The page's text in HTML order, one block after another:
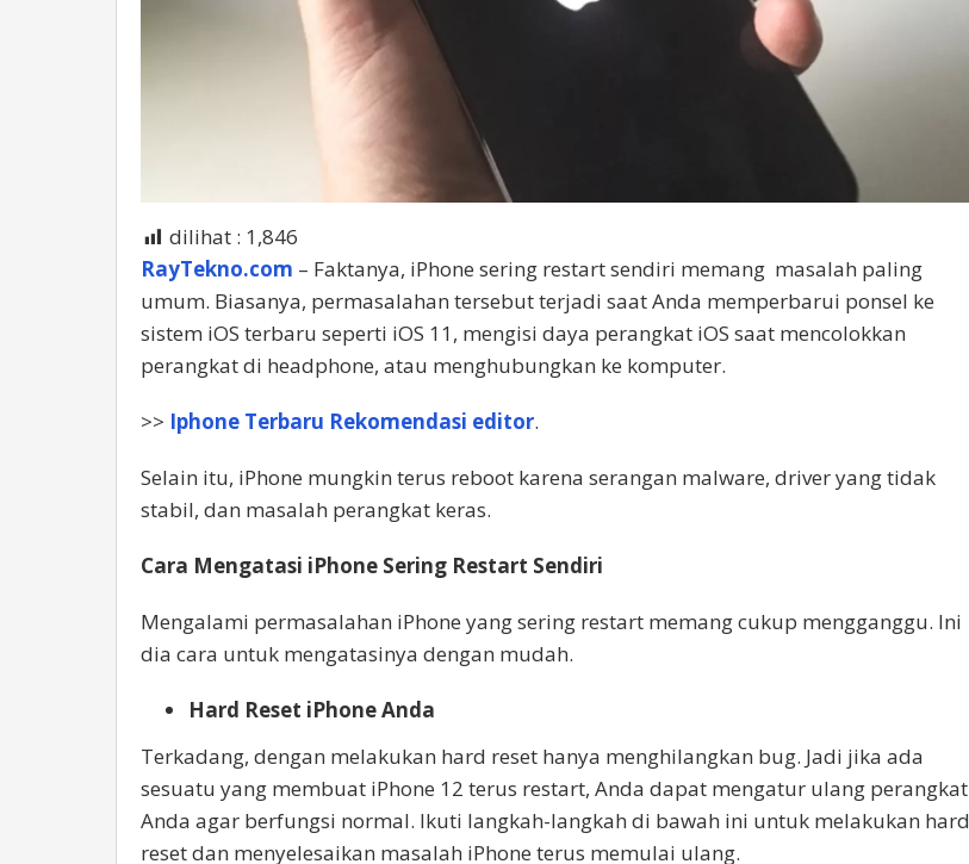
dilihat : 1,846
RayTekno.com – Faktanya, iPhone sering restart sendiri memang masalah paling
umum. Biasanya, permasalahan tersebut terjadi saat Anda memperbarui ponsel ke
sistem iOS terbaru seperti iOS 11, mengisi daya perangkat iOS saat mencolokkan
perangkat di headphone, atau menghubungkan ke komputer.
>> Iphone Terbaru Rekomendasi editor.
Selain itu, iPhone mungkin terus reboot karena serangan malware, driver yang tidak
stabil, dan masalah perangkat keras.
Cara Mengatasi iPhone Sering Restart Sendiri
Mengalami permasalahan iPhone yang sering restart memang cukup mengganggu. Ini
dia cara untuk mengatasinya dengan mudah.
Hard Reset iPhone Anda
Terkadang, dengan melakukan hard reset hanya menghilangkan bug. Jadi jika ada
sesuatu yang membuat iPhone 12 terus restart, Anda dapat mengatur ulang perangkat
Anda agar berfungsi normal. Ikuti langkah-langkah di bawah ini untuk melakukan hard
reset dan menyelesaikan masalah iPhone terus memulai ulang.